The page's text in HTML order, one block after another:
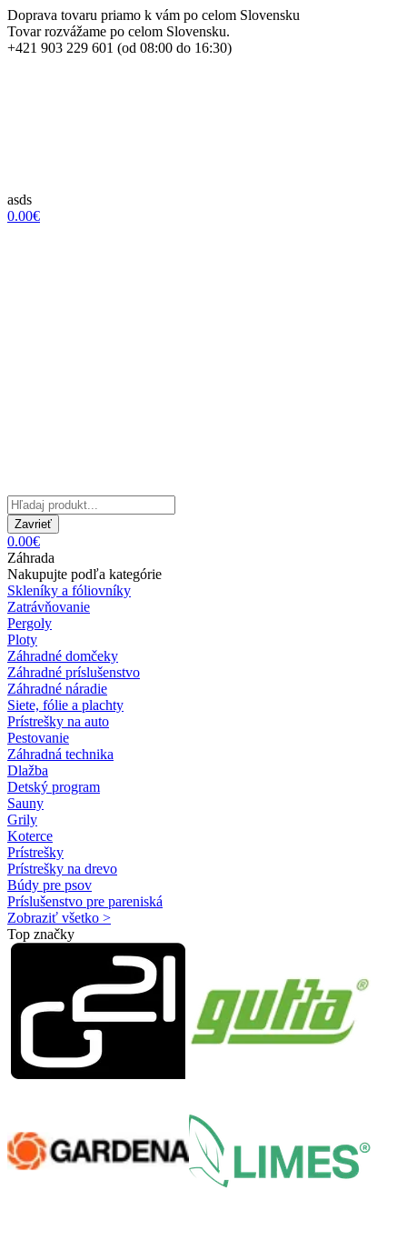
Doprava tovaru priamo k vám po celom Slovensku
Tovar rozvážame po celom Slovensku.
+421 903 229 601 (od 08:00 do 16:30)
asds
0.00€
Zavrieť
0.00€
Záhrada
Nakupujte podľa kategórie
Skleníky a fóliovníky
Zatrávňovanie
Pergoly
Ploty
Záhradné domčeky
Záhradné príslušenstvo
Záhradné náradie
Siete, fólie a plachty
Prístrešky na auto
Pestovanie
Záhradná technika
Dlažba
Detský program
Sauny
Grily
Koterce
Prístrešky
Prístrešky na drevo
Búdy pre psov
Príslušenstvo pre pareniská
Zobraziť všetko >
Top značky